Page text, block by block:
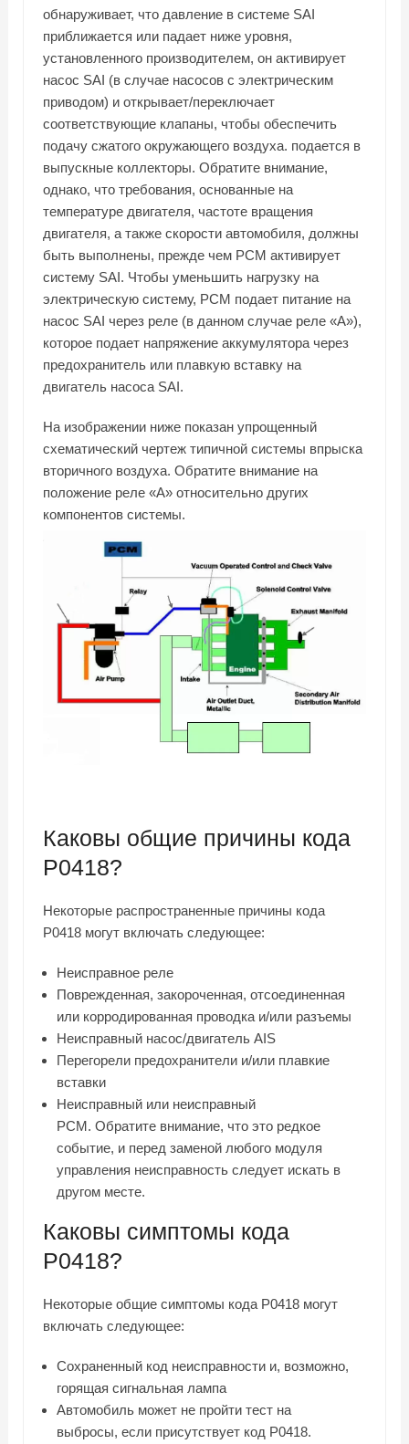
обнаруживает, что давление в системе SAI
приближается или падает ниже уровня,
установленного производителем, он активирует
насос SAI (в случае насосов с электрическим
приводом) и открывает/переключает
соответствующие клапаны, чтобы обеспечить
подачу сжатого окружающего воздуха. подается в
выпускные коллекторы. Обратите внимание,
однако, что требования, основанные на
температуре двигателя, частоте вращения
двигателя, а также скорости автомобиля, должны
быть выполнены, прежде чем PCM активирует
систему SAI. Чтобы уменьшить нагрузку на
электрическую систему, PCM подает питание на
насос SAI через реле (в данном случае реле «A»),
которое подает напряжение аккумулятора через
предохранитель или плавкую вставку на
двигатель насоса SAI.
На изображении ниже показан упрощенный
схематический чертеж типичной системы впрыска
вторичного воздуха. Обратите внимание на
положение реле «А» относительно других
компонентов системы.
Каковы общие причины кода
P0418?
Некоторые распространенные причины кода
P0418 могут включать следующее:
Неисправное реле
Поврежденная, закороченная, отсоединенная
или корродированная проводка и/или разъемы
Неисправный насос/двигатель AIS
Перегорели предохранители и/или плавкие
вставки
Неисправный или неисправный
PCM. Обратите внимание, что это редкое
событие, и перед заменой любого модуля
управления неисправность следует искать в
другом месте.
Каковы симптомы кода
P0418?
Некоторые общие симптомы кода P0418 могут
включать следующее:
Сохраненный код неисправности и, возможно,
горящая сигнальная лампа
Автомобиль может не пройти тест на
выбросы, если присутствует код P0418.